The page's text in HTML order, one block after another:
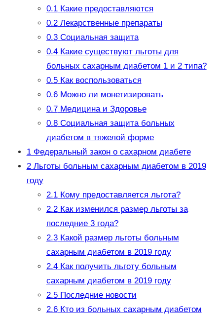
0.1Какие предоставляются
0.2Лекарственные препараты
0.3Социальная защита
0.4Какие существуют льготы для
больных сахарным диабетом 1 и 2 типа?
0.5Как воспользоваться
0.6Можно ли монетизировать
0.7Медицина и Здоровье
0.8Социальная защита больных
диабетом в тяжелой форме
1Федеральный закон о сахарном диабете
2Льготы больным сахарным диабетом в 2019
году
2.1Кому предоставляется льгота?
2.2Как изменился размер льготы за
последние 3 года?
2.3Какой размер льготы больным
сахарным диабетом в 2019 году
2.4Как получить льготу больным
сахарным диабетом в 2019 году
2.5Последние новости
2.6Кто из больных сахарным диабетом